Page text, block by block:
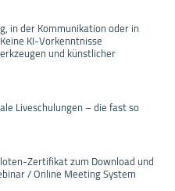
in der Kommunikation oder in
KI-Vorkenntnisse
und künstlicher
Liveschulungen – die fast so
Zertifikat zum Download und
/ Online Meeting System